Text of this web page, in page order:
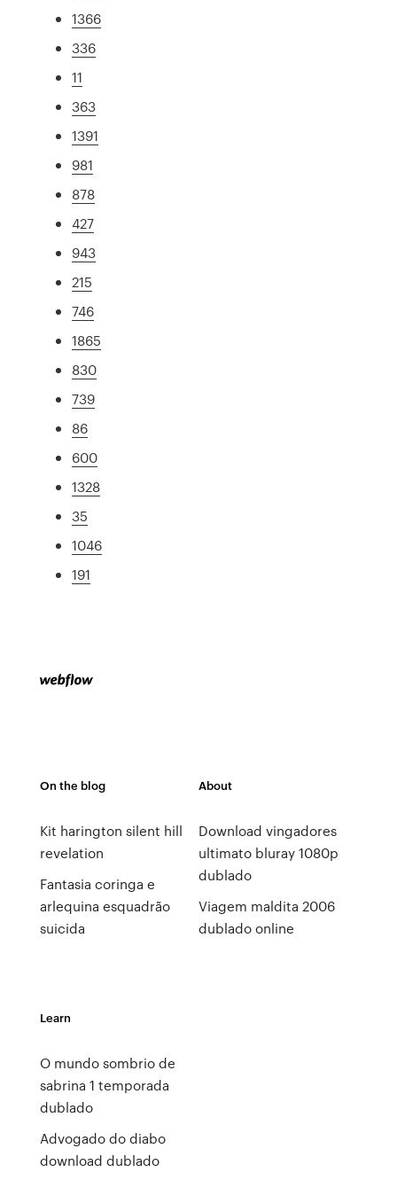
1366
336
11
363
1391
981
878
427
943
215
746
1865
830
739
86
600
1328
35
1046
191
On the blog
Kit harington silent hill
revelation
Fantasia coringa e
arlequina esquadrão
suicida
About
Download vingadores
ultimato bluray 1080p
dublado
Viagem maldita 2006
dublado online
Learn
O mundo sombrio de
sabrina 1 temporada
dublado
Advogado do diabo
download dublado